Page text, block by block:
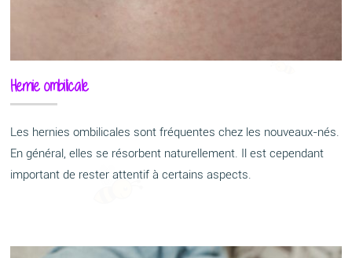
Hernie ombilicale
Les hernies ombilicales sont fréquentes chez les nouveaux-nés.
En général, elles se résorbent naturellement. Il est cependant
important de rester attentif à certains aspects.